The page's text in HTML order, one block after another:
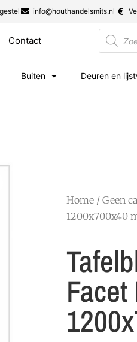
info@houthandelsmits.nl
Contact
Buiten Deuren en
Home / Geen
1200x700x40